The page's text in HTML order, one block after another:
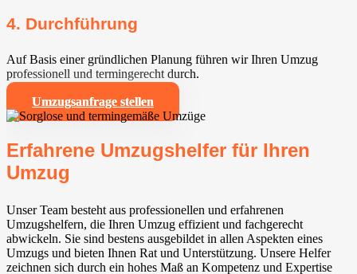
4. Durchführung
Auf Basis einer gründlichen Planung führen wir Ihren Umzug
professionell und termingerecht durch.
Umzugsanfrage stellen
Erfahrene Umzugshelfer für Ihren
Umzug
Unser Team besteht aus professionellen und erfahrenen
Umzugshelfern, die Ihren Umzug effizient und fachgerecht
abwickeln. Sie sind bestens ausgebildet in allen Aspekten eines
Umzugs und bieten Ihnen Rat und Unterstützung. Unsere Helfer
zeichnen sich durch ein hohes Maß an Kompetenz und Expertise